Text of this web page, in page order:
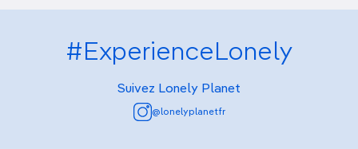
#ExperienceLonely
Suivez Lonely Planet
@lonelyplanetfr